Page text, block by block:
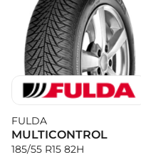
FULDA
MULTICONTROL
185/55 R15 82H